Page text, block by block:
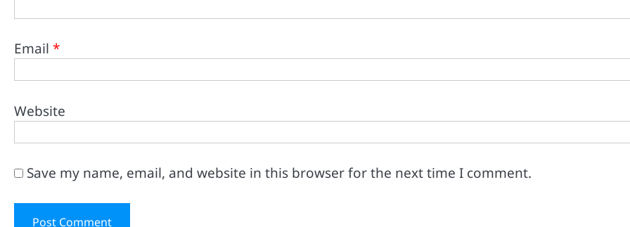
Email *
Website
Save my name, email, and website in this browser for the next time I comment.